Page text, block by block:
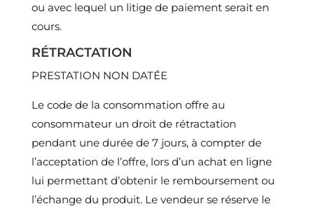
ou avec lequel un litige de paiement serait en
cours.
RÉTRACTATION
PRESTATION NON DATÉE
Le code de la consommation offre au
consommateur un droit de rétractation
pendant une durée de 7 jours, à compter de
l’acceptation de l’offre, lors d’un achat en ligne
lui permettant d’obtenir le remboursement ou
l’échange du produit. Le vendeur se réserve le